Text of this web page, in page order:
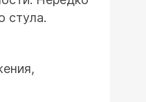
стула.